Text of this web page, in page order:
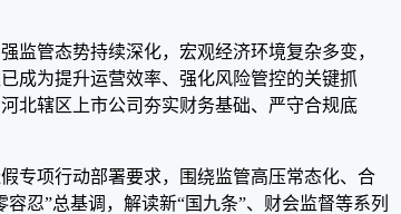
监管态势持续深化，宏观经济环境复杂多变，
成为提升运营效率、强化风险管控的关键抓
北辖区上市公司夯实财务基础、严守合规底
专项行动部署要求，围绕监管高压常态化、合
忍”总基调，解读新“国九条”、财会监督等系列